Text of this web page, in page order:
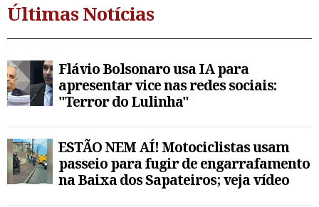
Últimas Notícias
Flávio Bolsonaro usa IA para
apresentar vice nas redes sociais:
"Terror do Lulinha"
ESTÃO NEM AÍ! Motociclistas usam
passeio para fugir de engarrafamento
na Baixa dos Sapateiros; veja vídeo